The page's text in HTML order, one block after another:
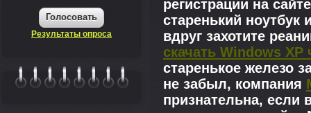
регистрации на
старенький
вдруг захотите
скачать Windows XP
старенькое железо
не забыл, компания
признательна, если
Голосовать
Результаты опроса